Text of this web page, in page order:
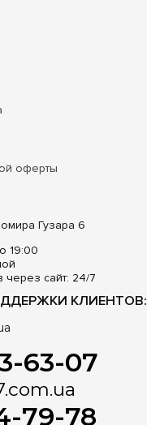
Гузара 6
19:00
сайт: 24/7
КЛИЕНТОВ:
63-07
79-78
оферты